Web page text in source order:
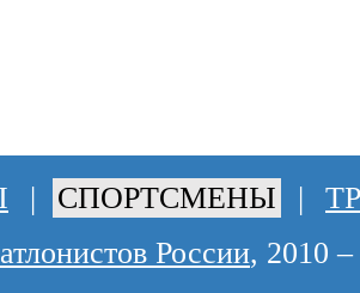
| СПОРТСМЕНЫ |
России, 2010